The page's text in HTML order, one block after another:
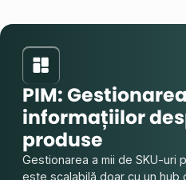
PIM: Gestionarea
informațiilor
produse
Gestionarea a mii de SKU-uri
este scalabilă doar cu un hub